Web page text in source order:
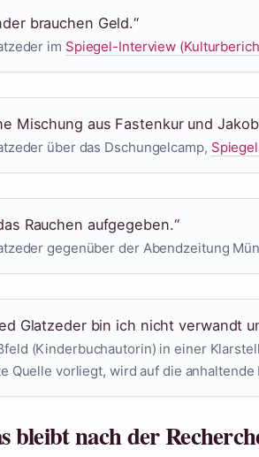
brauchen Geld.“
im Spiegel-Interview
Mischung aus Fastenkur und
über das Dschungelcamp,
Rauchen aufgegeben.“
gegenüber der Abendzeitung
Glatzeder bin ich nicht verwandt
(Kinderbuchautorin) in einer
Quelle vorliegt, wird auf die
bleibt nach der